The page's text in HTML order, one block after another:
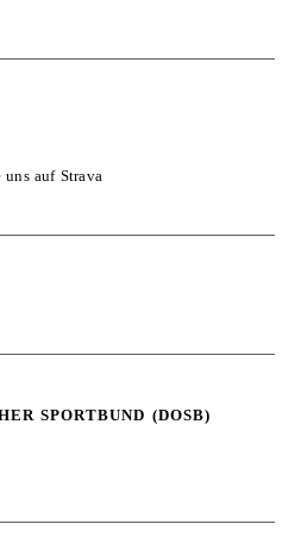
uns auf Strava
SPORTBUND (DOSB)